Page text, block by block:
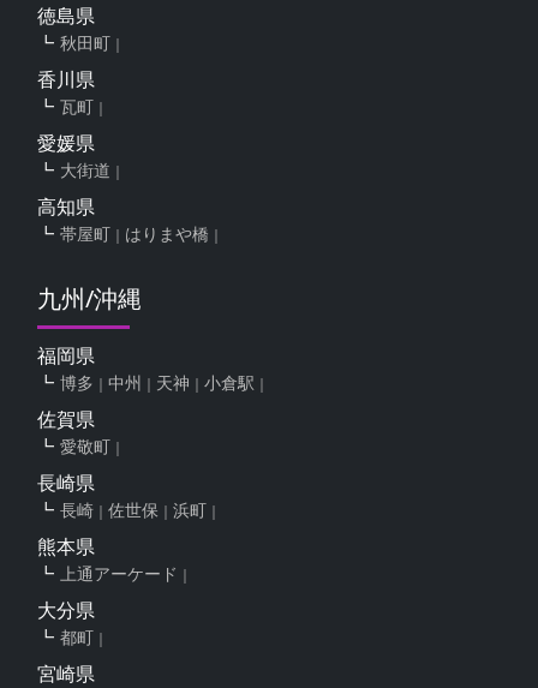
徳島県
秋田町
香川県
瓦町
愛媛県
大街道
高知県
帯屋町 はりまや橋
九州/沖縄
福岡県
博多 中州 天神 小倉駅
佐賀県
愛敬町
長崎県
長崎 佐世保 浜町
熊本県
上通アーケード
大分県
都町
宮崎県